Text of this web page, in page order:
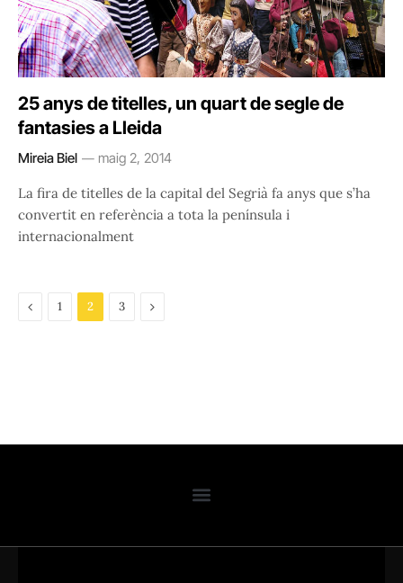
25 anys de titelles, un quart de segle de
fantasies a Lleida
Mireia Biel maig 2, 2014
La fira de titelles de la capital del Segrià fa anys que s’ha
convertit en referència a tota la península i
internacionalment
Previous
1 2 3 Next